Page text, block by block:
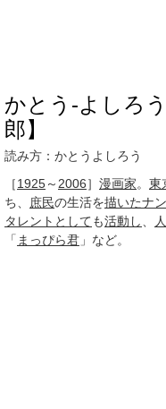
かとう‐よしろ
郎】
読み方：かとうよしろう
［1925～ 2006］ 漫画家。 東
ち、
庶民の生活を描いたナ
タレントとしても活動し
「 まっぴら君 」など。